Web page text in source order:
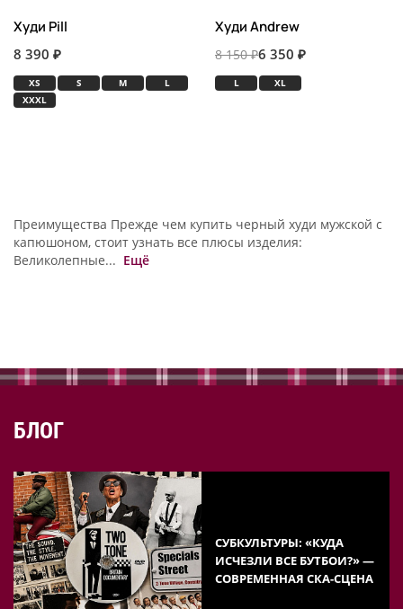
Худи Pill
8 390 ₽
XS S M
L
XXXL
Худи Andrew
8 150 ₽6 350 ₽
L XL
Преимущества Прежде чем купить черный худи мужской с
капюшоном, стоит узнать все плюсы изделия:
Великолепные... Ещё
БЛОГ
СУБКУЛЬТУРЫ: «КУДА
ИСЧЕЗЛИ ВСЕ БУТБОИ?» —
СОВРЕМЕННАЯ СКА-СЦЕНА